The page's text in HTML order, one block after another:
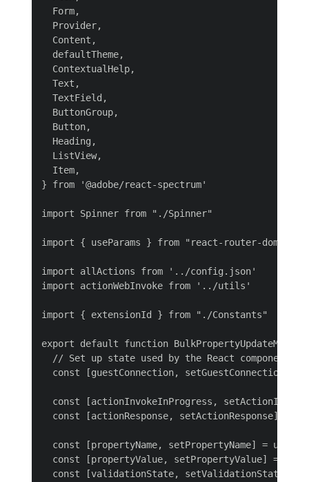
  Form,
  Provider,
  Content,
  defaultTheme,
  ContextualHelp,
  Text,
  TextField,
  ButtonGroup,
  Button,
  Heading,
  ListView,
  Item,
} from '@adobe/react-spectrum'
import Spinner from "./Spinner"
import { useParams } from "react-router-dom"
import allActions from '../config.json'
import actionWebInvoke from '../utils'
import { extensionId } from "./Constants"
export default function
  // Set up state used by the React component
const [guestConnection, setGuestConnection] =
const [actionInvokeInProgress,
const [actionResponse, setActionResponse] =
const [propertyName, setPropertyName] =
const [propertyValue, setPropertyValue] =
const [validationState, setValidationState] =